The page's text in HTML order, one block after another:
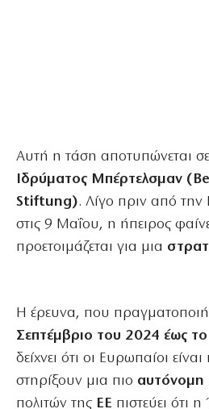
Αυτή η τάση αποτυπώνεται
Ιδρύματος Μπέρτελσμαν
Stiftung). Λίγο πριν από
στις 9 Μαΐου, η ήπειρος
προετοιμάζεται για μια
Η έρευνα, που
Σεπτέμβριο του 2024 έως
δείχνει ότι οι Ευρωπαίοι
στηρίξουν μια πιο αυτόνομη
πολιτών τηςΕΕ πιστεύει ότι